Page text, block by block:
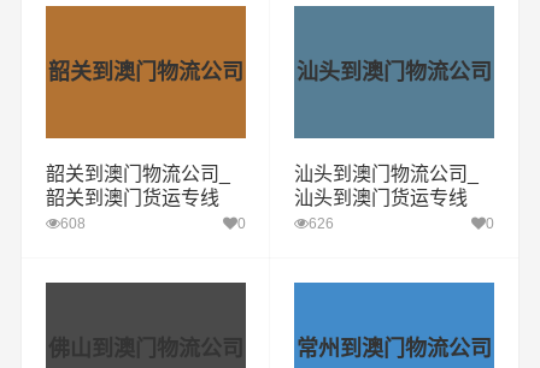
韶关到澳门物流公司
韶关到澳门物流公司_
韶关到澳门货运专线
608 0
汕头到澳门物流公司
汕头到澳门物流公司_
汕头到澳门货运专线
626 0
佛山到澳门物流公司 常州到澳门物流公司